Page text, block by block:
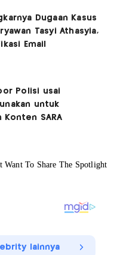
Dugaan Kasus
Tasyi Athasyia,
Email
Polisi usai
untuk
Konten SARA
lainnya